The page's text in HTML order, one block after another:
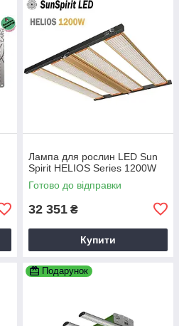
Лампа для рослин LED Sun
Spirit HELIOS Series 1200W
Готово до відправки
32 351 ₴
Купити
Подарунок